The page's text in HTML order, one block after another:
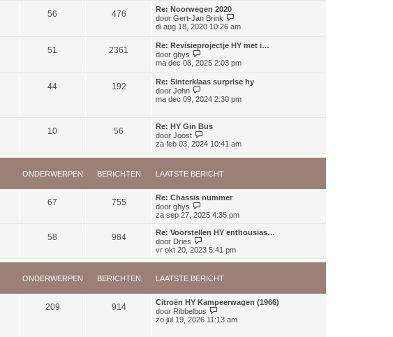
i
c
h
e
b
e
i
h
t
i
j
k
l
a
s
e
e
t
56 476
Re: Noorwegen 2020
door Gert-Jan Brink
e
i
j
l
a
s
r
c
di aug 18, 2020 10:26 am
51 2361
Re: Revisieprojectje HY met i…
door ghys
e
j
k
l
t
s
t
e
e
r
c
t
ma dec 08, 2025 2:03 pm
44 192
Re: Sinterklaas surprise hy
door John
e
j
k
l
a
a
s
e
b
r
c
t
ma dec 09, 2024 2:30 pm
10 56
Re: HY Gin Bus
door Joost
e
i
k
a
s
e
e
r
c
t
za feb 03, 2024 10:41 am
ONDERWERPEN BERICHTEN LAATSTE BERICHT
67 755
Re: Chassis nummer
door ghys
e
i
k
l
a
t
e
b
e
za sep 27, 2025 4:35 pm
58 984
Re: Voorstellen HY enthousias…
door Dries
e
i
k
a
t
s
vr okt 20, 2023 5:41 pm
ONDERWERPEN BERICHTEN LAATSTE BERICHT
209 914
Citroën HY Kampeerwagen (1966)
door Ribbelbus
e
zo jul 19, 2026 11:13 am